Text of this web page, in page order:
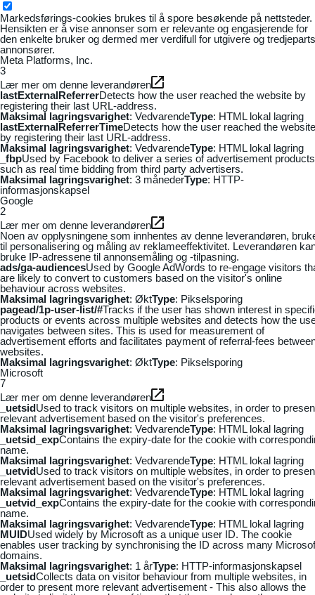
Markedsførings-cookies brukes til å spore besøkende på nettsteder.
Hensikten er å vise annonser som er relevante og engasjerende for
den enkelte bruker og dermed mer verdifull for utgivere og tredjeparts
annonsører.
Meta Platforms, Inc.
3
Lær mer om denne leverandøren
lastExternalReferrerDetects how the user reached the website by
registering their last URL-address.
Maksimal lagringsvarighet: VedvarendeType: HTML lokal lagring
lastExternalReferrerTimeDetects how the user reached the website
by registering their last URL-address.
Maksimal lagringsvarighet: VedvarendeType: HTML lokal lagring
_fbpUsed by Facebook to deliver a series of advertisement products
such as real time bidding from third party advertisers.
Maksimal lagringsvarighet: 3 månederType: HTTP-
informasjonskapsel
Google
2
Lær mer om denne leverandøren
Noen av opplysningene som innhentes av denne leverandøren,
til personalisering og måling av reklameeffektivitet. Leverandøren
bruke IP-adressene til annonsemåling og -tilpasning.
ads/ga-audiencesUsed by Google AdWords to re-engage visitors
are likely to convert to customers based on the visitor's online
behaviour across websites.
Maksimal lagringsvarighet: ØktType: Pikselsporing
pagead/1p-user-list/#Tracks if the user has shown interest in
products or events across multiple websites and detects how the
navigates between sites. This is used for measurement of
advertisement efforts and facilitates payment of referral-fees
websites.
Maksimal lagringsvarighet: ØktType: Pikselsporing
Microsoft
7
Lær mer om denne leverandøren
_uetsidUsed to track visitors on multiple websites, in order to
relevant advertisement based on the visitor's preferences.
Maksimal lagringsvarighet: VedvarendeType: HTML lokal lagring
_uetsid_expContains the expiry-date for the cookie with
name.
Maksimal lagringsvarighet: VedvarendeType: HTML lokal lagring
_uetvidUsed to track visitors on multiple websites, in order to
relevant advertisement based on the visitor's preferences.
Maksimal lagringsvarighet: VedvarendeType: HTML lokal lagring
_uetvid_expContains the expiry-date for the cookie with
name.
Maksimal lagringsvarighet: VedvarendeType: HTML lokal lagring
MUIDUsed widely by Microsoft as a unique user ID. The cookie
enables user tracking by synchronising the ID across many
domains.
Maksimal lagringsvarighet: 1 årType: HTTP-informasjonskapsel
_uetsidCollects data on visitor behaviour from multiple websites, in
order to present more relevant advertisement - This also allows the